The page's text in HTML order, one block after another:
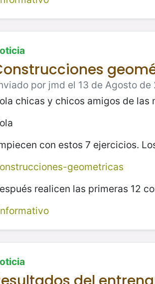
por jmd el 13 de Agosto de
chicas y chicos amigos de las
con estos 7 ejercicios.
geometricas
realicen las primeras 12